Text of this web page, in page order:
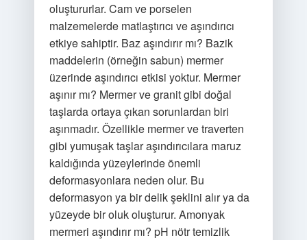
oluştururlar. Cam ve porselen
malzemelerde matlaştırıcı ve aşındırıcı
etkiye sahiptir. Baz aşındırır mı? Bazik
maddelerin (örneğin sabun) mermer
üzerinde aşındırıcı etkisi yoktur. Mermer
aşınır mı? Mermer ve granit gibi doğal
taşlarda ortaya çıkan sorunlardan biri
aşınmadır. Özellikle mermer ve traverten
gibi yumuşak taşlar aşındırıcılara maruz
kaldığında yüzeylerinde önemli
deformasyonlara neden olur. Bu
deformasyon ya bir delik şeklini alır ya da
yüzeyde bir oluk oluşturur. Amonyak
mermeri aşındırır mı? pH nötr temizlik